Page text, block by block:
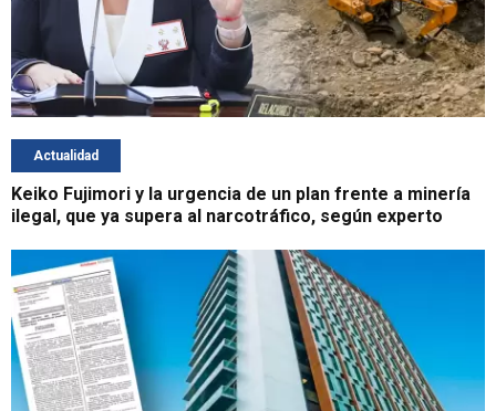
Actualidad
Keiko Fujimori y la urgencia de un plan frente a minería
ilegal, que ya supera al narcotráfico, según experto